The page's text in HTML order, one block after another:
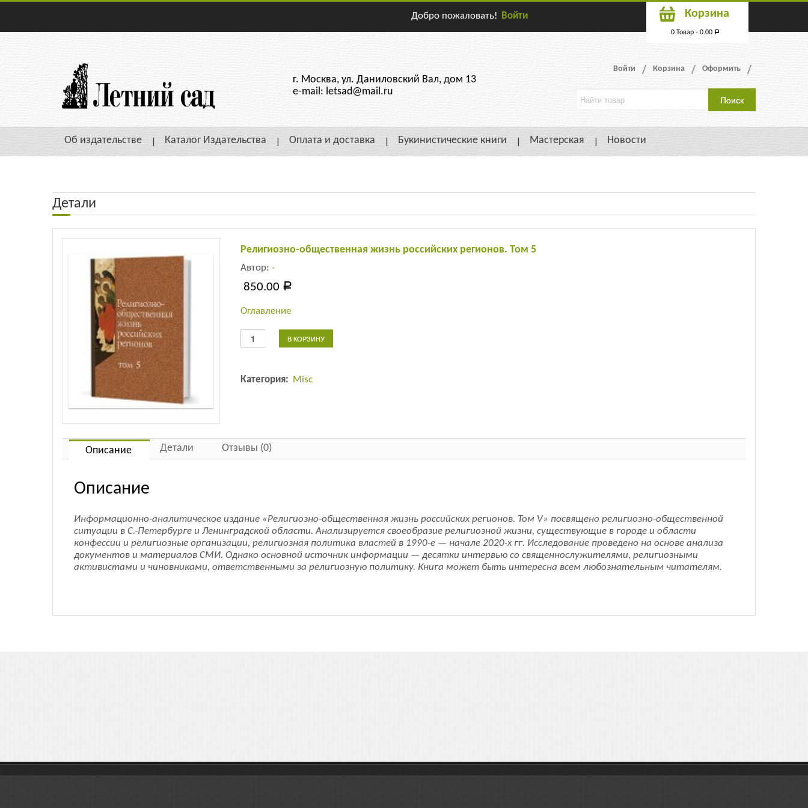
Добро пожаловать! Войти Корзина
0 Товар - 0.00 Р
г. Москва, ул. Даниловский Вал, дом 13
e-mail: letsad@mail.ru
Войти Корзина Оформить
Об издательстве Каталог Издательства Оплата и доставка Букинистические книги Мастерская Новости
Детали
Религиозно-общественная жизнь российских регионов. Том 5
Автор: -
850.00 Р
Оглавление
Количество
товара
жизнь
В КОРЗИНУ
Категория: Misc
Описание Детали Отзывы (0)
Описание
Информационно-аналитическое издание «Религиозно-общественная жизнь российских регионов. Том V» посвящено религиозно-общественной
ситуации в С.-Петербурге и Ленинградской области. Анализируется своеобразие религиозной жизни, существующие в городе и области
конфессии и религиозные организации, религиозная политика властей в 1990-е — начале 2020-х гг. Исследование проведено на основе анализа
документов и материалов СМИ. Однако основной источник информации — десятки интервью со священнослужителями, религиозными
активистами и чиновниками, ответственными за религиозную политику. Книга может быть интересна всем любознательным читателям.